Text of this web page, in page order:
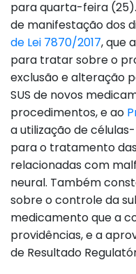
para quarta-feira
de manifestação dos
de Lei 7870/2017, que
para tratar sobre o
exclusão e alteração
SUS de novos
procedimentos, e ao
a utilização de
para o tratamento
relacionadas com
neural. Também
sobre o controle da
medicamento que a
providências, e a
de Resultado